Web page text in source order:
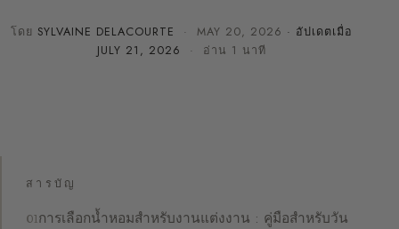
โดย SYLVAINE DELACOURTE ·MAY 20, 2026 · อัปเดตเมื่อ
JULY 21, 2026
· อ่าน 1 นาที
สารบัญ
การเลือกน้ำหอมสำหรับงานแต่งงาน : คู่มือสำหรับวัน